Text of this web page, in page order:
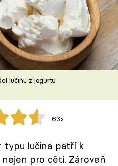
lučinu z jogurtu
63x
typu lučina patří k
pro děti. Zároveň